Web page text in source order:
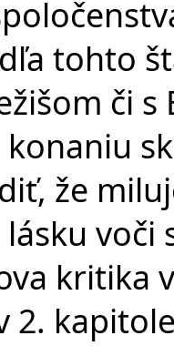
tohto
či
že
voči
kritika
2.